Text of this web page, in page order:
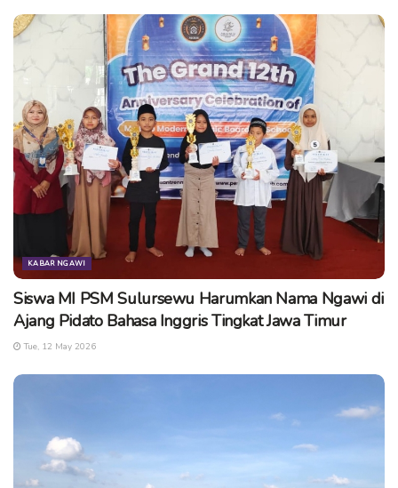
KABAR NGAWI
Siswa MI PSM Sulursewu Harumkan Nama Ngawi di
Ajang Pidato Bahasa Inggris Tingkat Jawa Timur
Tue, 12 May 2026